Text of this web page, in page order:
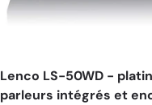
Lenco LS-50WD -
parleurs intégrés et